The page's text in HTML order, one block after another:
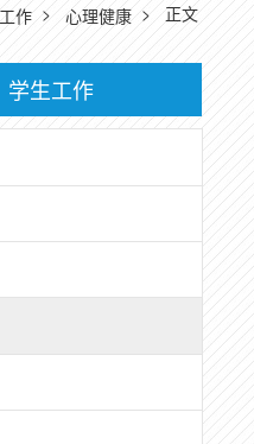
作 > 心理健康 > 正文
学生工作